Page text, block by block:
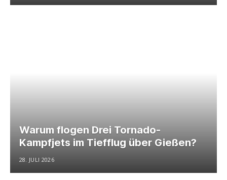
Warum flogen Drei Tornado-
Kampfjets im Tiefflug über Gießen?
28. JULI 2026